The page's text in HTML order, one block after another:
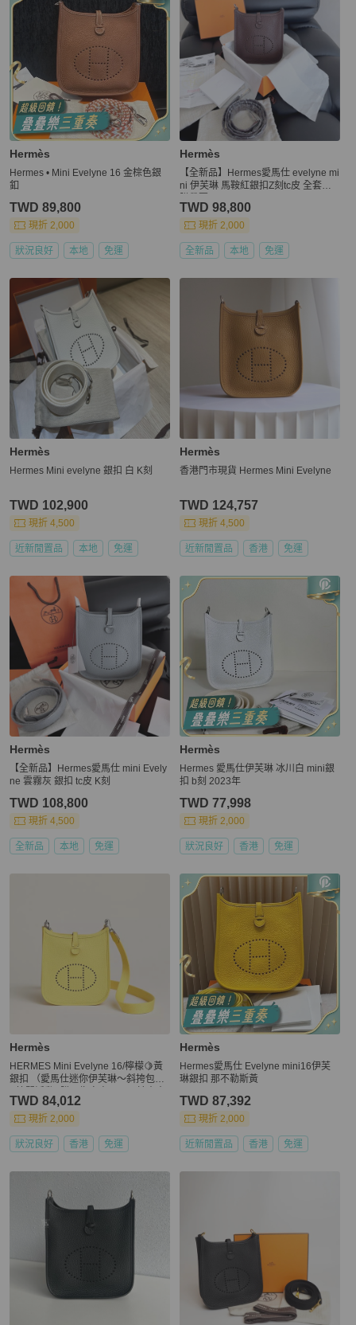
Hermès
Hermes • Mini Evelyne 16 金棕色銀
釦
TWD 89,800
現折 2,000
狀況良好 本地 免運
Hermès
【全新品】Hermes愛馬仕 evelyne mi
ni 伊芙琳 馬鞍紅銀扣Z刻tc皮 全套全
TWD 98,800
現折 2,000
全新品 本地 免運
Hermès
Hermes Mini evelyne 銀扣 白 K刻
TWD 102,900
現折 4,500
近新閒置品 本地 免運
Hermès
香港門市現貨 Hermes Mini Evelyne
TWD 124,757
現折 4,500
近新閒置品 香港 免運
Hermès
【全新品】Hermes愛馬仕 mini Evely
ne 雲霧灰 銀扣 tc皮 K刻
TWD 108,800
現折 4,500
全新品 本地 免運
Hermès
Hermes 愛馬仕伊芙琳 冰川白 mini銀
扣 b刻 2023年
TWD 77,998
現折 2,000
狀況良好 香港 免運
Hermès
HERMES Mini Evelyne 16/檸檬🍋黃
銀扣 （愛馬仕迷你伊芙琳～斜挎包）
賣場內獲得LV錢包其中一款當作贈品
🎁「先到先得」
TWD 84,012
現折 2,000
狀況良好 香港 免運
Hermès
Hermes愛馬仕 Evelyne mini16伊芙
琳銀扣 那不勒斯黃
TWD 87,392
現折 2,000
近新閒置品 香港 免運